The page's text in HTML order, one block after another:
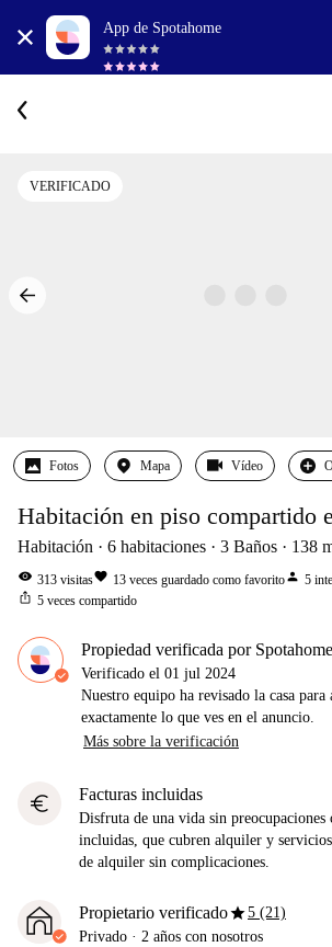
App de Spotahome
VERIFICADO
Fotos Mapa Vídeo
Habitación en piso compartido
Habitación 6 habitaciones 3 Baños 138
visibility 313 visitasfavorite 13 veces guardado como favoritoperson 5
ios_share 5 veces compartido
Propiedad verificada por Spotahome
Verificado el 01 jul 2024
Nuestro equipo ha revisado la casa para
exactamente lo que ves en el anuncio.
Más sobre la verificación
euro Facturas incluidas
Disfruta de una vida sin preocupaciones
incluidas, que cubren alquiler y
de alquiler sin complicaciones.
Propietario verificadostar5 (21)
Privado · 2 años con nosotros